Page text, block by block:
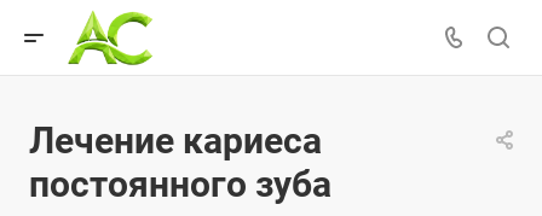
Лечение кариеса
постоянного зуба